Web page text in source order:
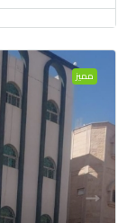
مميز